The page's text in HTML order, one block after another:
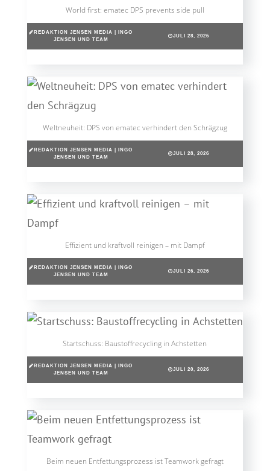
World first: ematec DPS prevents side pull
REDAKTION JENSEN MEDIA | INGO
JENSEN UND TEAM
JULI 28, 2026
Weltneuheit: DPS von ematec verhindert den Schrägzug
REDAKTION JENSEN MEDIA | INGO
JENSEN UND TEAM
JULI 28, 2026
Effizient und kraftvoll reinigen – mit Dampf
REDAKTION JENSEN MEDIA | INGO
JENSEN UND TEAM
JULI 26, 2026
Startschuss: Baustoffrecycling in Achstetten
REDAKTION JENSEN MEDIA | INGO
JENSEN UND TEAM
JULI 20, 2026
Beim neuen Entfettungsprozess ist Teamwork gefragt